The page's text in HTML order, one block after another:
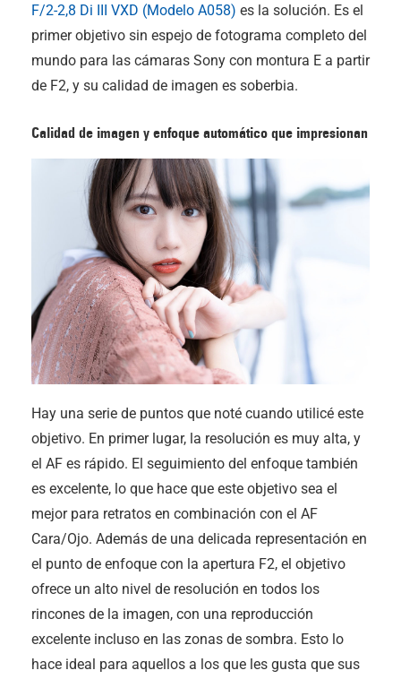
F/2-2,8 Di III VXD (Modelo A058) es la solución. Es el
primer objetivo sin espejo de fotograma completo del
mundo para las cámaras Sony con montura E a partir
de F2, y su calidad de imagen es soberbia.
Calidad de imagen y enfoque automático que impresionan
Hay una serie de puntos que noté cuando utilicé este
objetivo. En primer lugar, la resolución es muy alta, y
el AF es rápido. El seguimiento del enfoque también
es excelente, lo que hace que este objetivo sea el
mejor para retratos en combinación con el AF
Cara/Ojo. Además de una delicada representación en
el punto de enfoque con la apertura F2, el objetivo
ofrece un alto nivel de resolución en todos los
rincones de la imagen, con una reproducción
excelente incluso en las zonas de sombra. Esto lo
hace ideal para aquellos a los que les gusta que sus